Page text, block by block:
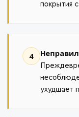
покрытия
4
ухудшает